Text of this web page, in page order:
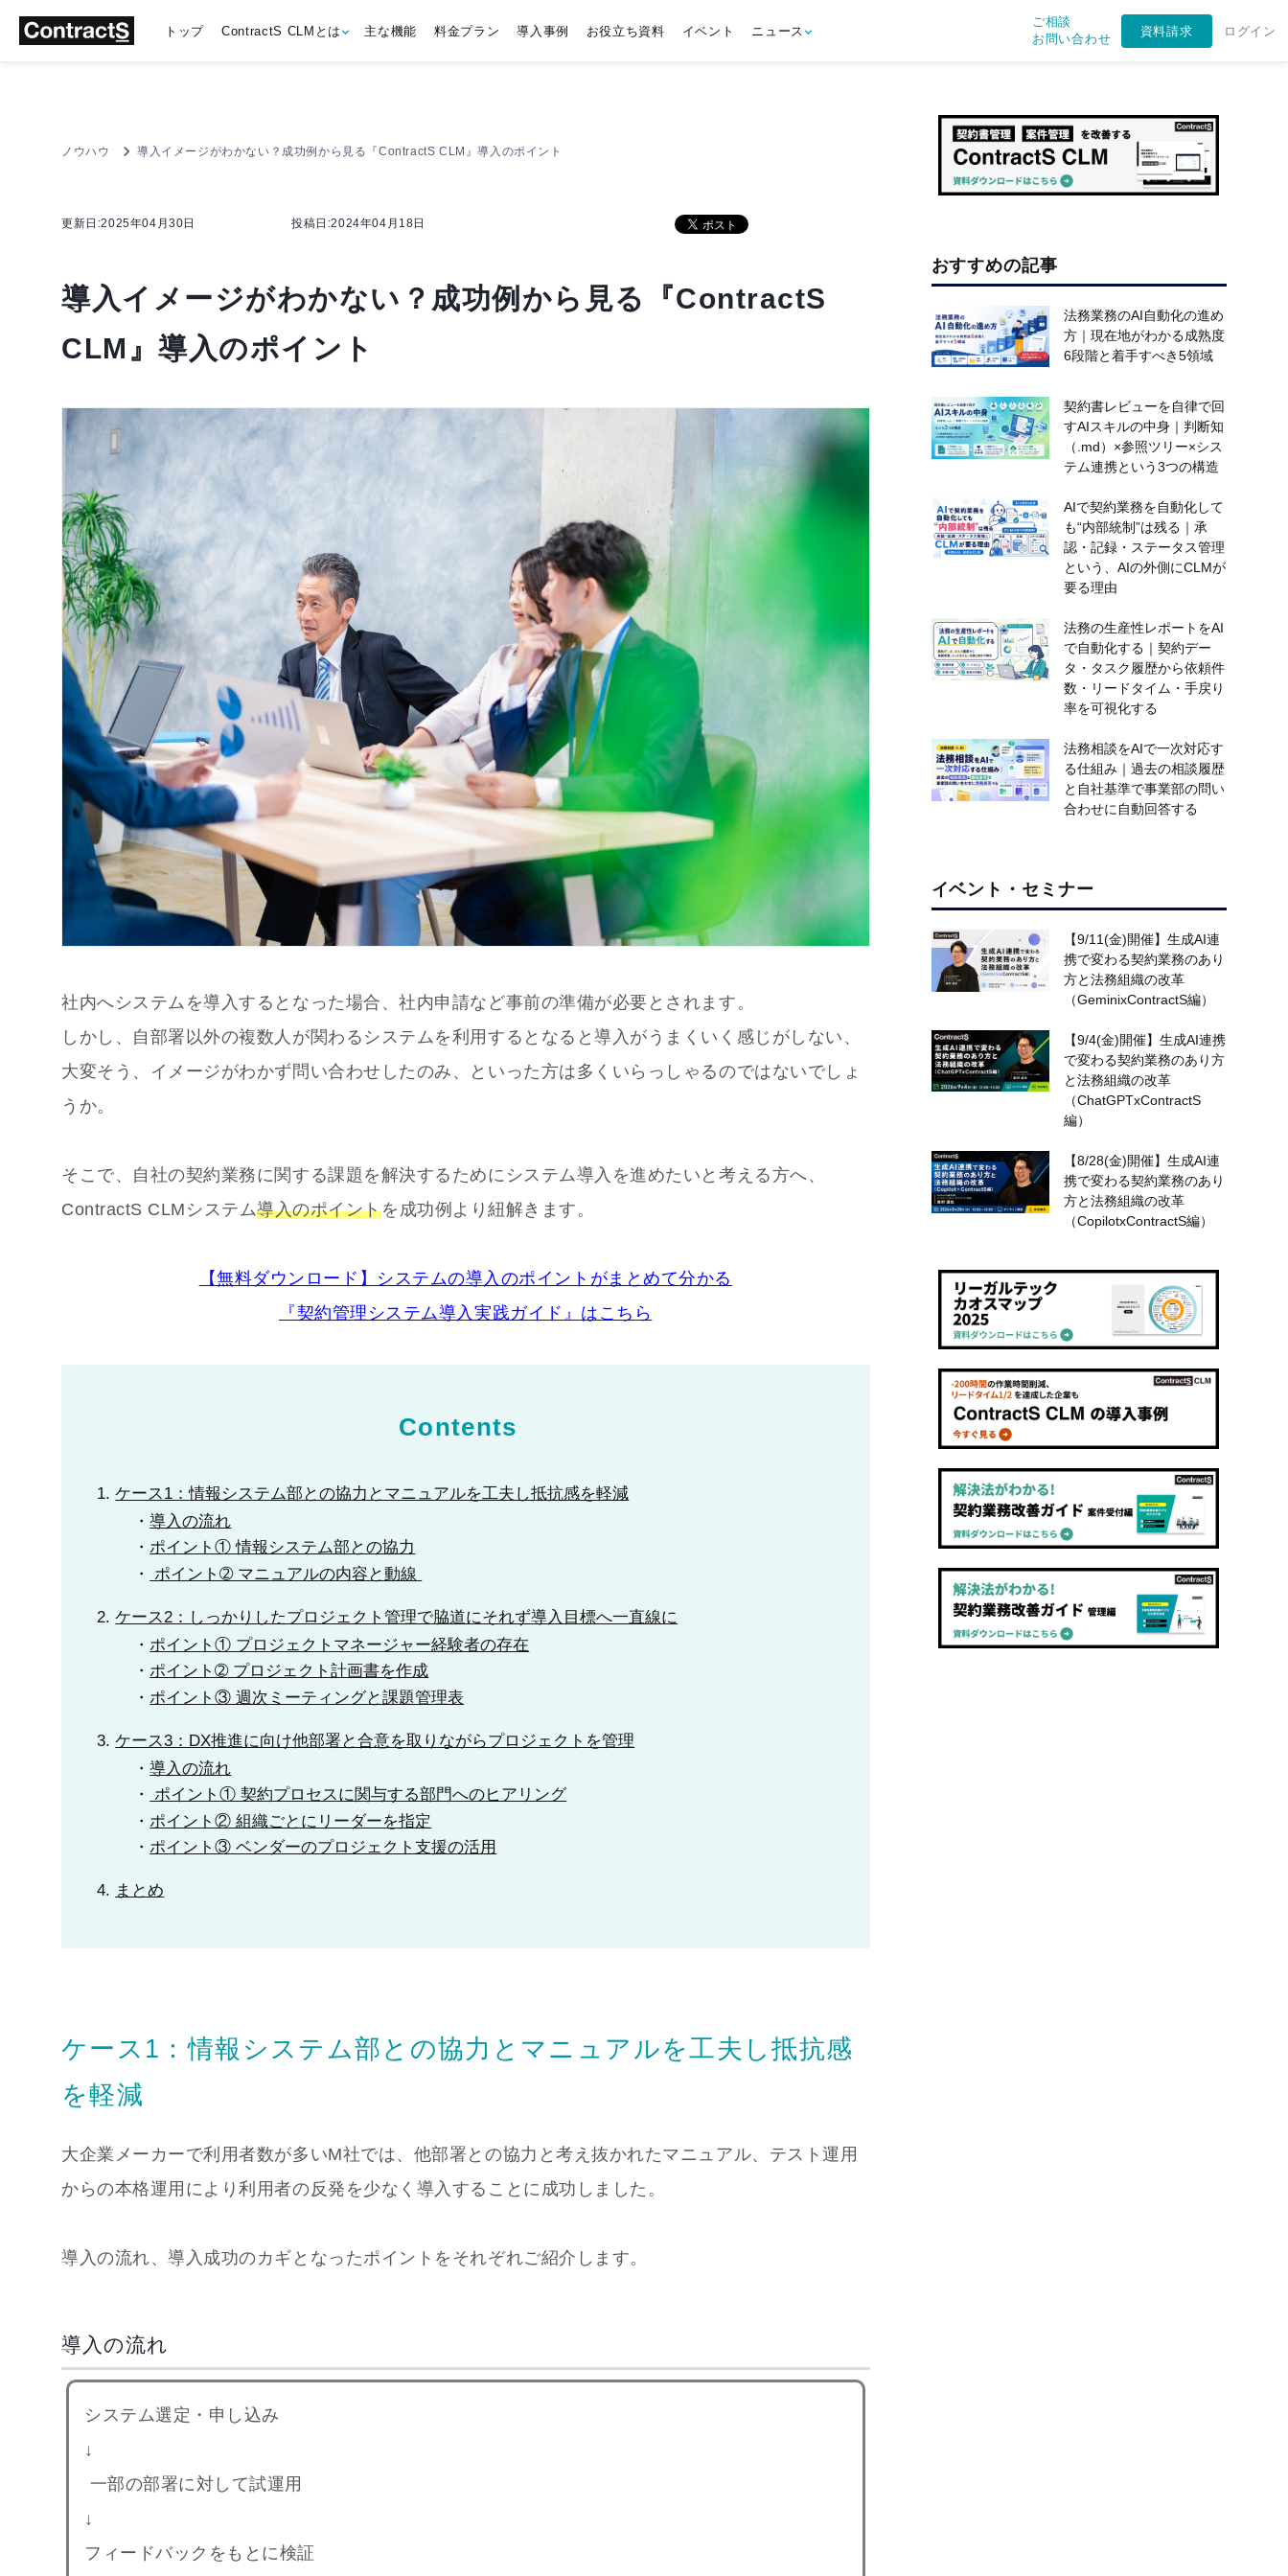
トップ ContractS CLMとは 主な機能 料金プラン 導入事例 お役立ち資料 イベント ニュース
ご相談
お問い合わせ
資料請求 ログイン
ノウハウ 導入イメージがわかない？成功例から見る『ContractS CLM』導入のポイント
更新日:2025年04月30日 投稿日:2024年04月18日
導入イメージがわかない？成功例から見る『ContractS
CLM』導入のポイント
社内へシステムを導入するとなった場合、社内申請など事前の準備が必要とされます。
しかし、自部署以外の複数人が関わるシステムを利用するとなると導入がうまくいく感じがしない、
大変そう、イメージがわかず問い合わせしたのみ、といった方は多くいらっしゃるのではないでしょ
うか。
そこで、自社の契約業務に関する課題を解決するためにシステム導入を進めたいと考える方へ、
ContractS CLMシステム導入のポイントを成功例より紐解きます。
【無料ダウンロード】システムの導入のポイントがまとめて分かる
『契約管理システム導入実践ガイド』はこちら
Contents
ケース1：情報システム部との協力とマニュアルを工夫し抵抗感を軽減
導入の流れ
ポイント① 情報システム部との協力
ポイント➁ マニュアルの内容と動線
ケース2：しっかりしたプロジェクト管理で脇道にそれず導入目標へ一直線に
ポイント① プロジェクトマネージャー経験者の存在
ポイント➁ プロジェクト計画書を作成
ポイント③ 週次ミーティングと課題管理表
ケース3：DX推進に向け他部署と合意を取りながらプロジェクトを管理
導入の流れ
ポイント① 契約プロセスに関与する部門へのヒアリング
ポイント② 組織ごとにリーダーを指定
ポイント③ ベンダーのプロジェクト支援の活用
まとめ
ケース1：情報システム部との協力とマニュアルを工夫し抵抗感
を軽減
大企業メーカーで利用者数が多いM社では、他部署との協力と考え抜かれたマニュアル、テスト運用
からの本格運用により利用者の反発を少なく導入することに成功しました。
導入の流れ、導入成功のカギとなったポイントをそれぞれご紹介します。
導入の流れ
システム選定・申し込み
↓
一部の部署に対して試運用
↓
フィードバックをもとに検証
おすすめの記事
法務業務のAI自動化の進め
方｜現在地がわかる成熟度
6段階と着手すべき5領域
契約書レビューを自律で回
すAIスキルの中身｜判断知
（.md）×参照ツリー×シス
テム連携という3つの構造
AIで契約業務を自動化して
も“内部統制”は残る｜承
認・記録・ステータス管理
という、AIの外側にCLMが
要る理由
法務の生産性レポートをAI
で自動化する｜契約デー
タ・タスク履歴から依頼件
数・リードタイム・手戻り
率を可視化する
法務相談をAIで一次対応す
る仕組み｜過去の相談履歴
と自社基準で事業部の問い
合わせに自動回答する
イベント・セミナー
【9/11(金)開催】生成AI連
携で変わる契約業務のあり
方と法務組織の改革
（GeminixContractS編）
【9/4(金)開催】生成AI連携
で変わる契約業務のあり方
と法務組織の改革
（ChatGPTxContractS
編）
【8/28(金)開催】生成AI連
携で変わる契約業務のあり
方と法務組織の改革
（CopilotxContractS編）